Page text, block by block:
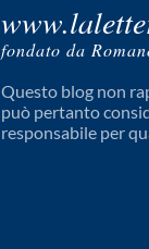
fondato da
Questo blog non
può pertanto
responsabile per